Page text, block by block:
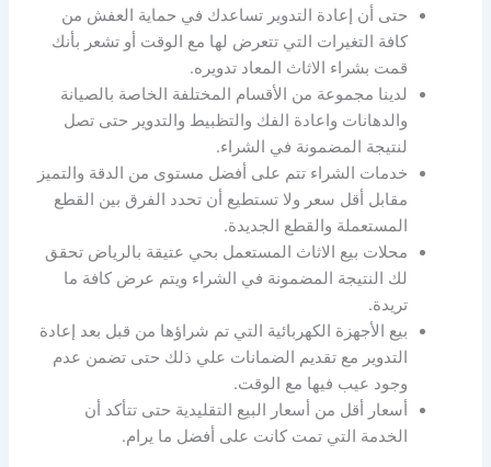
حتى أن إعادة التدوير تساعدك في حماية العفش من
كافة التغيرات التي تتعرض لها مع الوقت أو تشعر بأنك
قمت بشراء الاثاث المعاد تدويره.
لدينا مجموعة من الأقسام المختلفة الخاصة بالصيانة
والدهانات واعادة الفك والتظبيط والتدوير حتى تصل
لنتيجة المضمونة في الشراء.
خدمات الشراء تتم على أفضل مستوى من الدقة والتميز
مقابل أقل سعر ولا تستطيع أن تحدد الفرق بين القطع
المستعملة والقطع الجديدة.
محلات بيع الاثاث المستعمل بحي عتيقة بالرياض تحقق
لك النتيجة المضمونة في الشراء ويتم عرض كافة ما
تريدة.
بيع الأجهزة الكهربائية التي تم شراؤها من قبل بعد إعادة
التدوير مع تقديم الضمانات علي ذلك حتى تضمن عدم
وجود عيب فيها مع الوقت.
أسعار أقل من أسعار البيع التقليدية حتى تتأكد أن
الخدمة التي تمت كانت على أفضل ما يرام.